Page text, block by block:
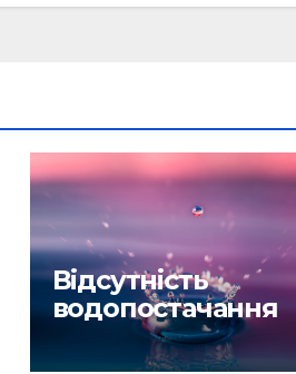
Відсутність
водопостачання
27.04.26